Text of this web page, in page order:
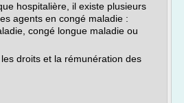
hospitalière, il existe plusieurs
agents en congé maladie :
congé longue maladie ou
droits et la rémunération des